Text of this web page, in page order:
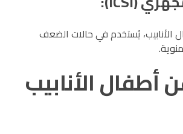
الأنابيب، يُستخدم في حالات الضعف
أطفال الأنابيب